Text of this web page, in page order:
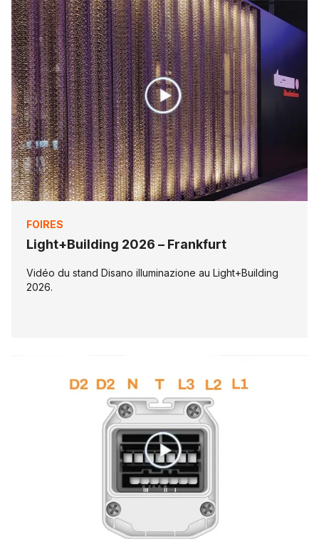
FOIRES
Light+Building 2026 – Frankfurt
Vidéo du stand Disano illuminazione au Light+Building
2026.